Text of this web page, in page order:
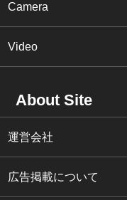
Camera
Video
About Site
運営会社
広告掲載について